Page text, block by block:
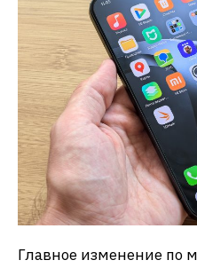
Главное изменение по